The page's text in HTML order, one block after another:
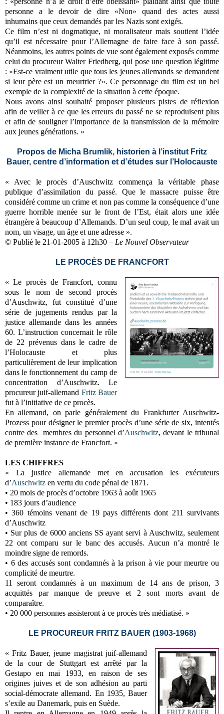
personne a le devoir de dire «Non» quand des actes aussi
inhumains que ceux demandés par les Nazis sont exigés.
Ce film n’est ni dogmatique, ni moralisateur mais soutient l’idée
qu’il est nécessaire pour l’Allemagne de faire face à son passé.
Néanmoins, les autres points de vue sont également exposés comme
celui du procureur Walter Friedberg, qui pose une question légitime
: «Est-ce vraiment utile que tous les jeunes allemands se demandent
si leur père est un meurtrier ?». Ce personnage du film est un bel
exemple de la complexité de la situation à cette époque.
Nous avons ainsi souhaité proposer plusieurs pistes de réflexion
afin de veiller à ce que les erreurs du passé ne se reproduisent plus
et afin de souligner l’importance de la transmission de la mémoire
aux jeunes générations. »
Propos de Micha Brumlik, historien à l’institut Fritz
Bauer, centre d’information et d’études sur l’Holocauste
« Avec le procès d’Auschwitz commença la véritable phase
publique d’assimilation du passé. Que le massacre puisse être
considéré comme un crime et non pas comme la conséquence d’une
guerre horrible menée sur le front de l’Est, était alors une idée
étrangère à beaucoup d’Allemands. D’un seul coup, le mal avait un
nom, un visage, un âge et une adresse ».
© Publié le 21-01-2005 à 12h30 – Le Nouvel Observateur
LE PROCÈS DE FRANCFORT
« Le procès de Francfort, connu
sous le nom de second procès
d’Auschwitz, fut constitué d’une
série de jugements rendus par la
justice allemande dans les années
60. L’instruction concernait le rôle
de 22 prévenus dans le cadre de
l’Holocauste et plus
particulièrement de leur implication
dans le fonctionnement du camp de
concentration d’Auschwitz. Le
procureur juif-allemand Fritz Bauer
fut à l’initiative de ce procès.
En allemand, on parle généralement du Frankfurter Auschwitz-
Prozess pour désigner le premier procès d’une série de six, intentés
contre des membres du personnel d’Auschwitz, devant le tribunal
de première instance de Francfort. »
LES CHIFFRES
« La justice allemande met en accusation les exécuteurs
d’Auschwitz en vertu du code pénal de 1871.
• 20 mois de procès d’octobre 1963 à août 1965
• 183 jours d’audience
• 360 témoins venant de 19 pays différents dont 211 survivants
d’Auschwitz
• Sur plus de 6000 anciens SS ayant servi à Auschwitz, seulement
22 ont comparu sur le banc des accusés. Aucun n’a montré le
moindre signe de remords.
• 6 des accusés sont condamnés à la prison à vie pour meurtre ou
complicité de meurtre.
11 seront condamnés à un maximum de 14 ans de prison, 3
acquittés par manque de preuve et 2 sont morts avant de
comparaître.
• 20 000 personnes assisteront à ce procès très médiatisé. »
LE PROCUREUR FRITZ BAUER (1903-1968)
« Fritz Bauer, jeune magistrat juif-allemand
de la cour de Stuttgart est arrêté par la
Gestapo en mai 1933, en raison de ses
origines juives et de son adhésion au parti
social-démocrate allemand. En 1935, Bauer
s’exile au Danemark, puis en Suède.